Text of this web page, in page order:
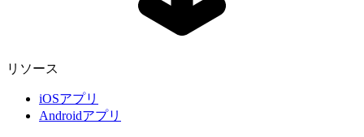
リソース
iOSアプリ
Androidアプリ